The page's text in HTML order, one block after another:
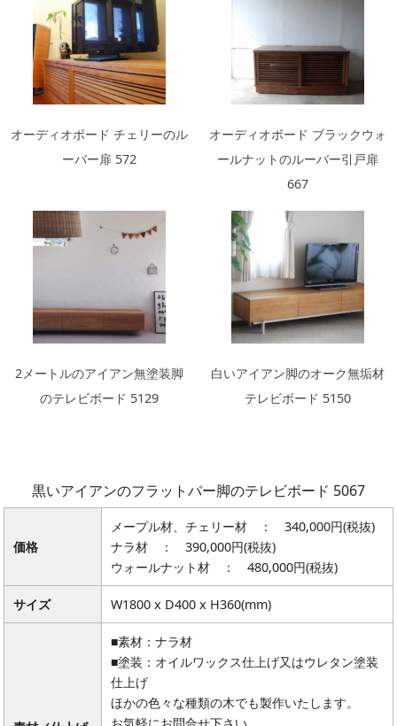
オーディオボード チェリーのル
ーバー扉 572
オーディオボード ブラックウォ
ールナットのルーバー引戸扉
667
2メートルのアイアン無塗装脚
のテレビボード 5129
白いアイアン脚のオーク無垢材
テレビボード 5150
黒いアイアンのフラットバー脚のテレビボード 5067
価格
メープル材、チェリー材 ： 340,000円(税抜)
ナラ材 ： 390,000円(税抜)
ウォールナット材 ： 480,000円(税抜)
サイズ W1800 x D400 x H360(mm)
■素材：ナラ材
■塗装：オイルワックス仕上げ又はウレタン塗装
仕上げ
ほかの色々な種類の木でも製作いたします。